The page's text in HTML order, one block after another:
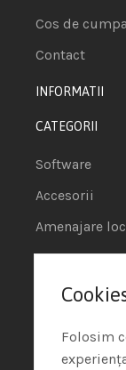
Cos de
Contact
INFORMATII
CATEGORII
Software
Accesorii
Amenajare
POS - Puncte
Termeni si
Politica de
Protectia
Folosim